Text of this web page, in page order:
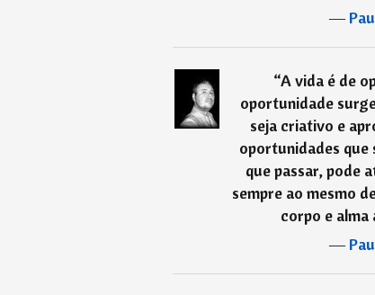
―
“A vida é de
oportunidade
seja criativo e
oportunidades que
que passar, pode
sempre ao mesmo
corpo e alma
―